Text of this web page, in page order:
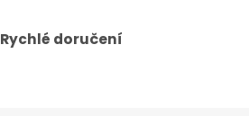
Rychlé doručení